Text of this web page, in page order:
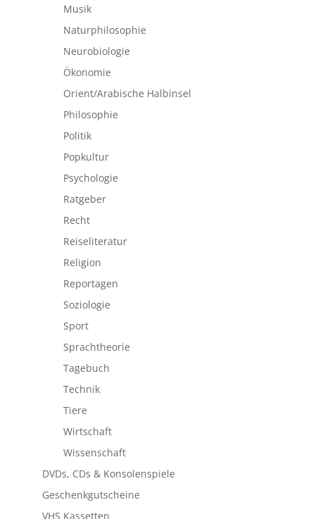
Musik
Naturphilosophie
Neurobiologie
Ökonomie
Orient/Arabische Halbinsel
Philosophie
Politik
Popkultur
Psychologie
Ratgeber
Recht
Reiseliteratur
Religion
Reportagen
Soziologie
Sport
Sprachtheorie
Tagebuch
Technik
Tiere
Wirtschaft
Wissenschaft
DVDs, CDs & Konsolenspiele
Geschenkgutscheine
VHS Kassetten